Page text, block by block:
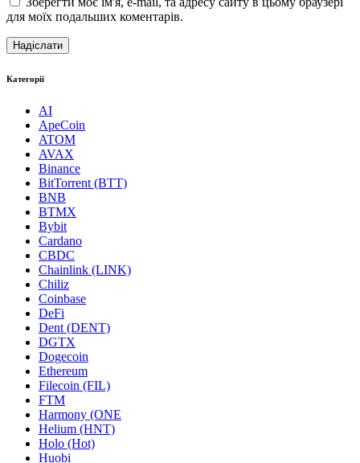
для моїх подальших коментарів.
Категорії
AI
ApeCoin
ATOM
AVAX
Binance
BitTorrent (BTT)
BNB
BTMX
Bybit
Cardano
CBDC
Chainlink (LINK)
Chiliz
Coinbase
DeFi
Dent (DENT)
DGTX
Dogecoin
Ethereum
Filecoin (FIL)
FTM
Harmony (ONE
Helium (HNT)
Holo (Hot)
Huobi